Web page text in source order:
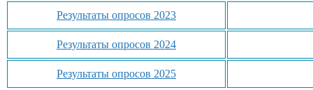
Результаты опросов 2023
Результаты опросов 2024
Результаты опросов 2025